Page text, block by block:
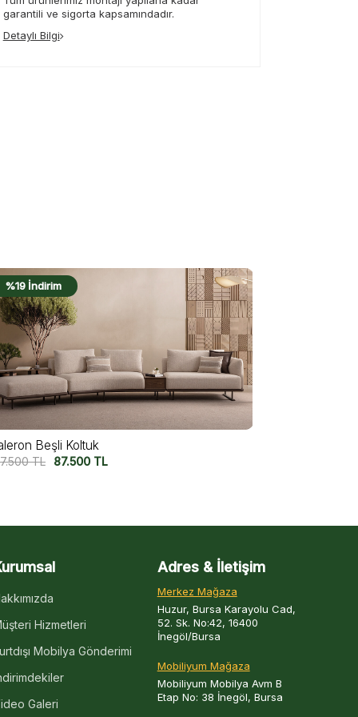
garantili ve sigorta kapsamındadır.
Detaylı Bilgi
%17 İndirim
Beşli Koltuk V2
TL 97.500TL
Hizmetleri
Mobilya Gönderimi
Galeri
Adres & İletişim
Merkez Mağaza
Huzur, Bursa Karayolu Cad,
52. Sk. No:42, 16400
İnegöl/Bursa
Mobiliyum Mağaza
Mobiliyum Mobilya Avm B
Etap No: 38 İnegöl, Bursa